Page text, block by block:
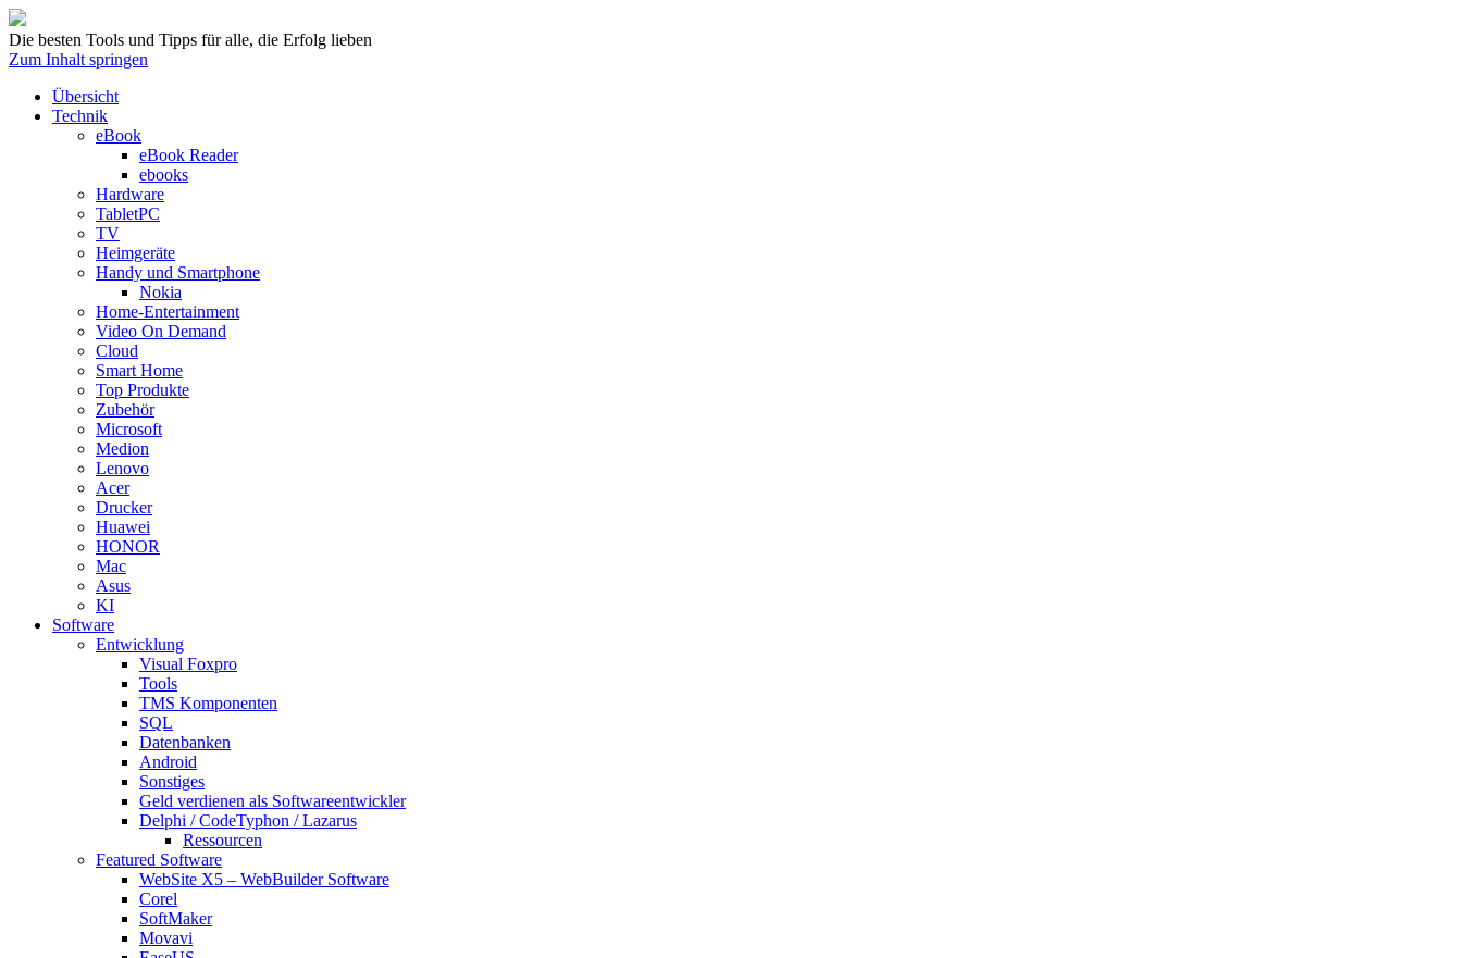
Die besten Tools und Tipps für alle, die Erfolg lieben
Zum Inhalt springen
Übersicht
Technik
eBook
eBook Reader
ebooks
Hardware
TabletPC
TV
Heimgeräte
Handy und Smartphone
Nokia
Home-Entertainment
Video On Demand
Cloud
Smart Home
Top Produkte
Zubehör
Microsoft
Medion
Lenovo
Acer
Drucker
Huawei
HONOR
Mac
Asus
KI
Software
Entwicklung
Visual Foxpro
Tools
TMS Komponenten
SQL
Datenbanken
Android
Sonstiges
Geld verdienen als Softwareentwickler
Delphi / CodeTyphon / Lazarus
Ressourcen
Featured Software
WebSite X5 – WebBuilder Software
Corel
SoftMaker
Movavi